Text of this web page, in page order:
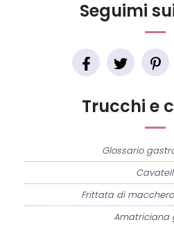
Trucchi e
Glossario
Frittata di
Amatriciana
Seguimi